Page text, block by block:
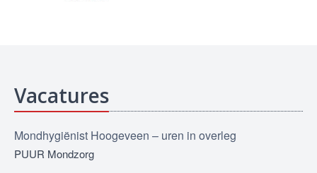
Vacatures
Mondhygiënist Hoogeveen – uren in overleg
PUUR Mondzorg